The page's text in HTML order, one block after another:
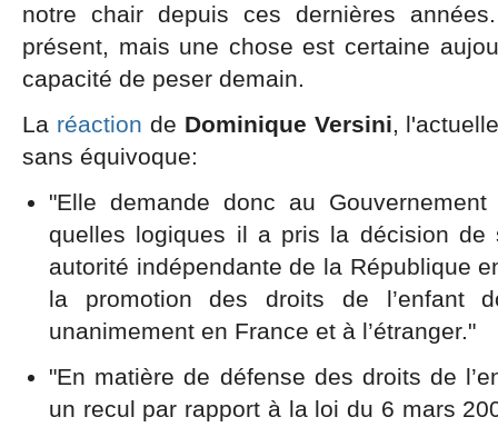
notre chair depuis ces dernières
présent, mais une chose est certaine
capacité de peser demain.
La réaction de Dominique Versini,
sans équivoque:
"Elle demande donc au
quelles logiques il a pris la décision de
autorité indépendante de la République
la promotion des droits de l’enfant
unanimement en France et à l’étranger."
"En matière de défense des droits de
un recul par rapport à la loi du 6 mars